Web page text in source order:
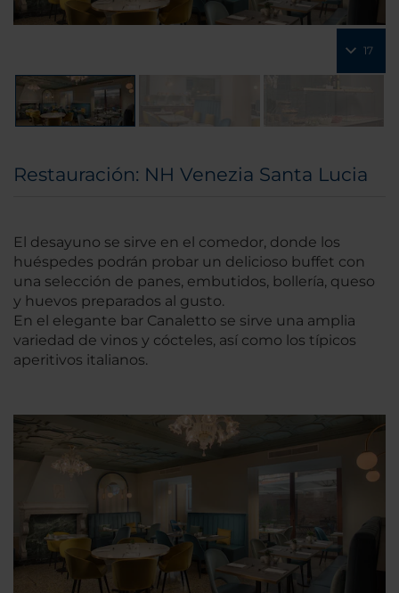
17
Restauración: NH Venezia Santa Lucia
El desayuno se sirve en el comedor, donde los
huéspedes podrán probar un delicioso buffet con
una selección de panes, embutidos, bollería, queso
y huevos preparados al gusto.
En el elegante bar Canaletto se sirve una amplia
variedad de vinos y cócteles, así como los típicos
aperitivos italianos.